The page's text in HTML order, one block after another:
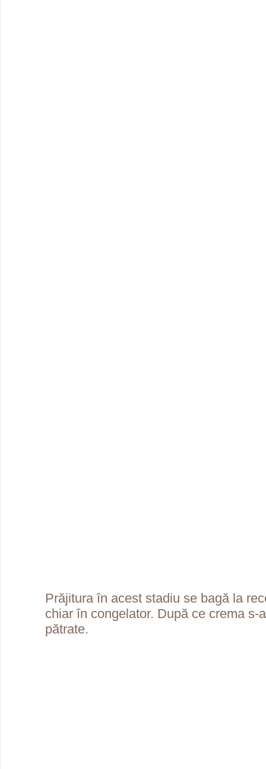
Prăjitura în acest stadiu se bagă la
chiar în congelator. După ce crema s-
pătrate.